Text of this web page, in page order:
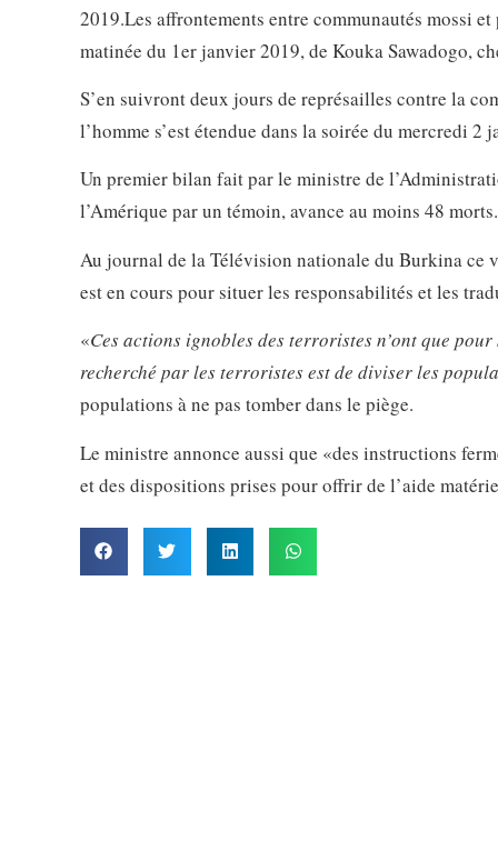
2019.Les affrontements entre communautés mossi
matinée du 1er janvier 2019, de Kouka Sawadogo,
S’en suivront deux jours de représailles contre la
l’homme s’est étendue dans la soirée du mercredi
Un premier bilan fait par le ministre de
l’Amérique par un témoin, avance au moins 48 morts.
Au journal de la Télévision nationale du Burkina ce
est en cours pour situer les responsabilités et les
«Ces actions ignobles des terroristes n’ont que
recherché par les terroristes est de diviser les
populations à ne pas tomber dans le piège.
Le ministre annonce aussi que «des instructions
et des dispositions prises pour offrir de l’aide